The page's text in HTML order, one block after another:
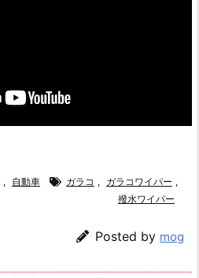
, 自動車 ガラコ , ガラコワイパー ,
撥水ワイパー
Posted by mog